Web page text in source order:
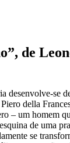
de
desenvolve-se
della
– um homem
de uma
se